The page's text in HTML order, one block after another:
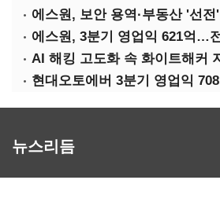
에스원, 보안 용역·부동산 '선전'
에스원, 3분기 영업익 621억…
뉴스리듬